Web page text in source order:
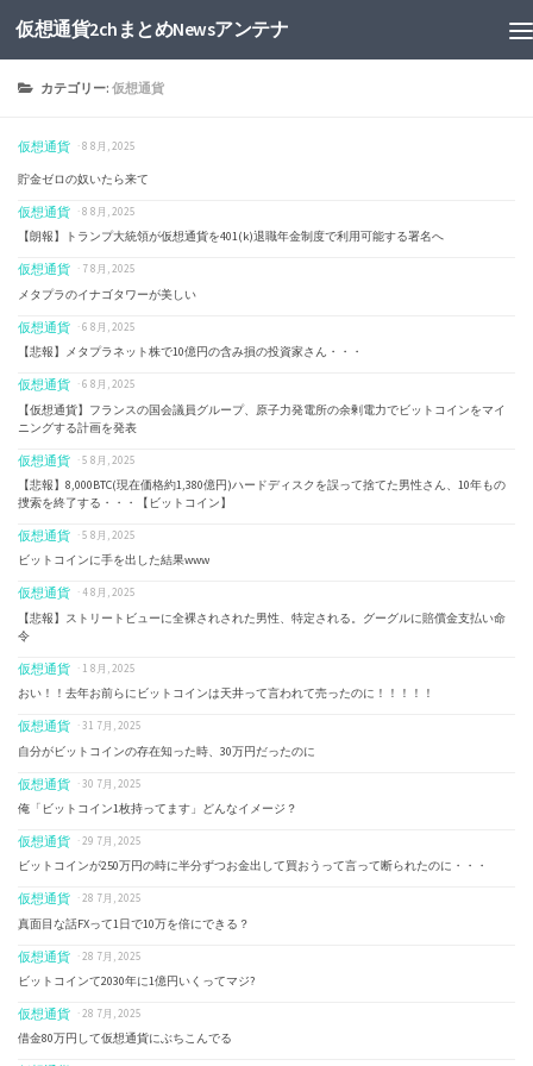
仮想通貨2chまとめNewsアンテナ
カテゴリー:仮想通貨
仮想通貨 · 8 8月, 2025
貯金ゼロの奴いたら来て
仮想通貨 · 8 8月, 2025
【朗報】トランプ大統領が仮想通貨を401(k)退職年金制度で利用可能する署名へ
仮想通貨 · 7 8月, 2025
メタプラのイナゴタワーが美しい
仮想通貨 · 6 8月, 2025
【悲報】メタプラネット株で10億円の含み損の投資家さん・・・
仮想通貨 · 6 8月, 2025
【仮想通貨】フランスの国会議員グループ、原子力発電所の余剰電力でビットコインをマイ
ニングする計画を発表
仮想通貨 · 5 8月, 2025
【悲報】8,000BTC(現在価格約1,380億円)ハードディスクを誤って捨てた男性さん、10年もの
捜索を終了する・・・【ビットコイン】
仮想通貨 · 5 8月, 2025
ビットコインに手を出した結果www
仮想通貨 · 4 8月, 2025
【悲報】ストリートビューに全裸されされた男性、特定される。グーグルに賠償金支払い命
令
仮想通貨 · 1 8月, 2025
おい！！去年お前らにビットコインは天井って言われて売ったのに！！！！！
仮想通貨 · 31 7月, 2025
自分がビットコインの存在知った時、30万円だったのに
仮想通貨 · 30 7月, 2025
俺「ビットコイン1枚持ってます」どんなイメージ？
仮想通貨 · 29 7月, 2025
ビットコインが250万円の時に半分ずつお金出して買おうって言って断られたのに・・・
仮想通貨 · 28 7月, 2025
真面目な話FXって1日で10万を倍にできる？
仮想通貨 · 28 7月, 2025
ビットコインて2030年に1億円いくってマジ?
仮想通貨 · 28 7月, 2025
借金80万円して仮想通貨にぶちこんでる